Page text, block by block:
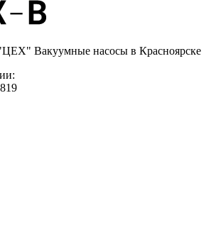
Вакуумные насосы в Красноярске